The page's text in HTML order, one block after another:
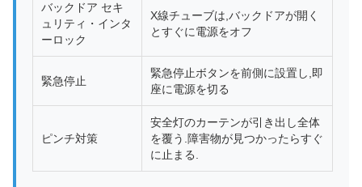
バックドア セキ
ュリティ・インタ
ーロック
X線チューブは,バックドアが開く
とすぐに電源をオフ
緊急停止
緊急停止ボタンを前側に設置し,即
座に電源を切る
ピンチ対策
安全灯のカーテンが引き出し全体
を覆う.障害物が見つかったらすぐ
に止まる.